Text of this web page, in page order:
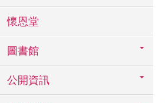
懷恩堂
圖書館
公開資訊